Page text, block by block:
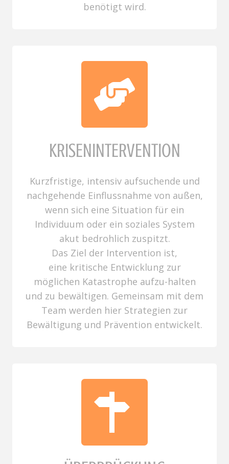
benötigt wird.
KRISENINTERVENTION
Kurzfristige, intensiv aufsuchende und
nachgehende Einflussnahme von außen,
wenn sich eine Situation für ein
Individuum oder ein soziales System
akut bedrohlich zuspitzt.
Das Ziel der Intervention ist,
eine kritische Entwicklung zur
möglichen Katastrophe aufzu-halten
und zu bewältigen. Gemeinsam mit dem
Team werden hier Strategien zur
Bewältigung und Prävention entwickelt.